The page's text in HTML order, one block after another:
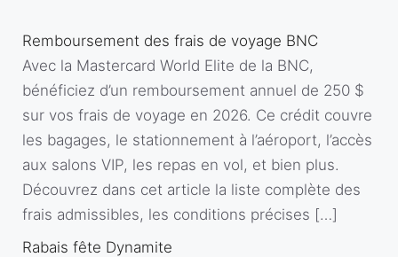
Remboursement des frais de voyage BNC
Avec la Mastercard World Elite de la BNC,
bénéficiez d’un remboursement annuel de 250 $
sur vos frais de voyage en 2026. Ce crédit couvre
les bagages, le stationnement à l’aéroport, l’accès
aux salons VIP, les repas en vol, et bien plus.
Découvrez dans cet article la liste complète des
frais admissibles, les conditions précises […]
Rabais fête Dynamite